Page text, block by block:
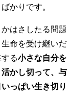
かりです。
はさしたる問題
命を受け継いだ
る小さな自分を
かし切って、与
っぱい生き切り